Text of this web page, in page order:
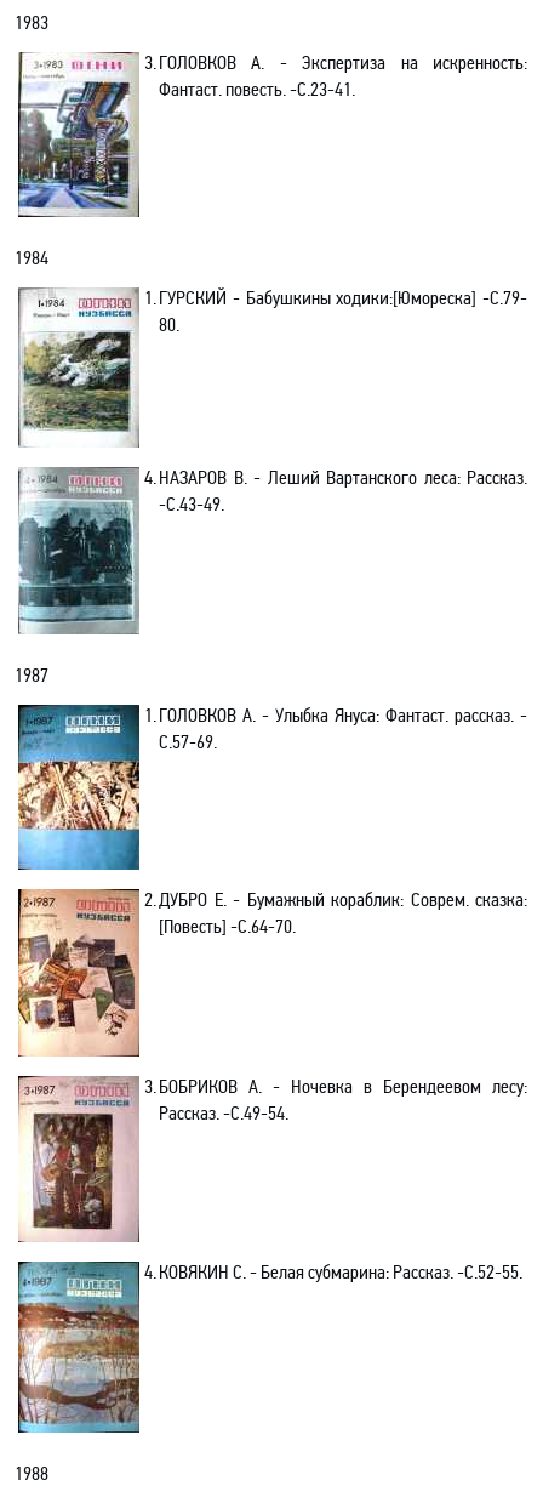
1983
3.ГОЛОВКОВ А. - Экспертиза на искренность:
Фантаст. повесть. -С.23-41.
1984
1.ГУРСКИЙ - Бабушкины ходики:[Юмореска] -С.79-
80.
4.НАЗАРОВ В. - Леший Вартанского леса: Рассказ.
-С.43-49.
1987
1.ГОЛОВКОВ А. - Улыбка Януса: Фантаст. рассказ. -
C.57-69.
2.ДУБРО Е. - Бумажный кораблик: Соврем. сказка:
[Повесть] -C.64-70.
3.БОБРИКОВ А. - Ночевка в Берендеевом лесу:
Рассказ. -С.49-54.
4.КОВЯКИН С. - Белая субмарина: Рассказ. -C.52-55.
1988